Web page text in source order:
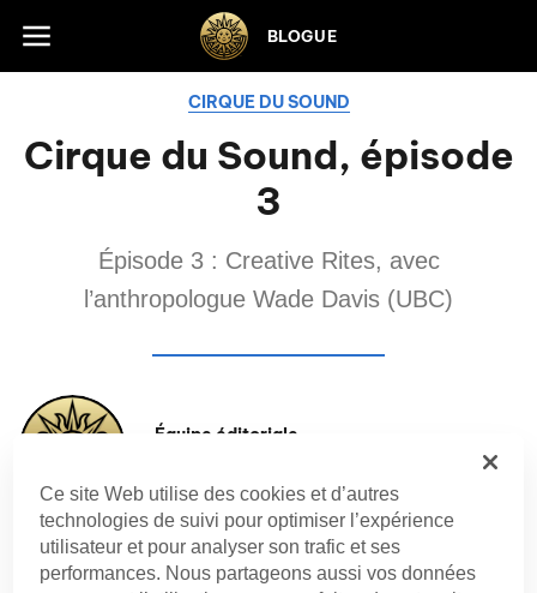
Skip to footer BLOGUE
CIRQUE DU SOUND
Cirque du Sound, épisode
3
Épisode 3 : Creative Rites, avec
l’anthropologue Wade Davis (UBC)
Équipe éditoriale
cirquedusoleil
Ce site Web utilise des cookies et d’autres
technologies de suivi pour optimiser l’expérience
utilisateur et pour analyser son trafic et ses
performances. Nous partageons aussi vos données